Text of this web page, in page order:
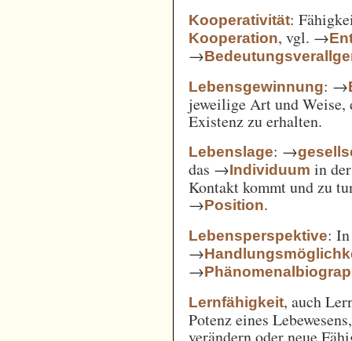
Kooperativität:
Kooperation, vgl. →
→
Lebensgewinnung: →
jeweilige Art und
Existenz zu erhalten.
Lebenslage: →
das →Individuum in
Kontakt kommt und zu
→Position.
Lebensperspektive:
→
→
Lernfähigkeit, auch
Potenz eines
verändern oder neue